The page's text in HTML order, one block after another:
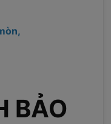
BẢO